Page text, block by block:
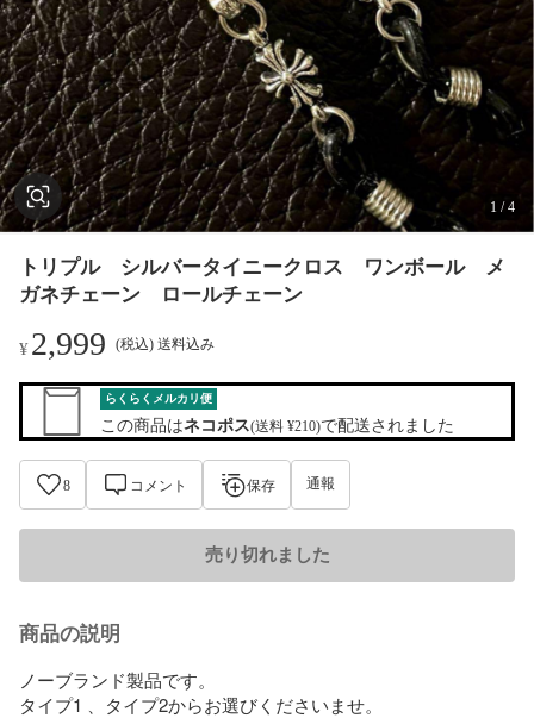
1 /4
トリプル シルバータイニークロス ワンボール メ
ガネチェーン ロールチェーン
¥2,999 (税込) 送料込み
らくらくメルカリ便
この商品はネコポス(送料 ¥210)で配送されました
8 コメント 保存 通報
売り切れました
商品の説明
ノーブランド製品です。
タイプ1 、タイプ2からお選びくださいませ。